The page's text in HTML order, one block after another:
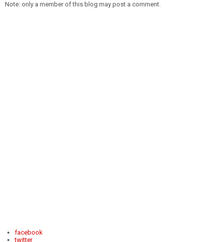
Note: only a member of this blog may post a comment.
facebook
twitter